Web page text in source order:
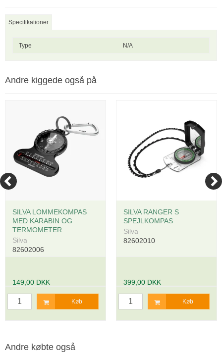
Specifikationer
Type N/A
Andre kiggede også på
SILVA LOMMEKOMPAS
MED KARABIN OG
TERMOMETER
Silva
82602006
149,00 DKK
Køb
SILVA RANGER S
SPEJLKOMPAS
Silva
82602010
399,00 DKK
Køb
Andre købte også